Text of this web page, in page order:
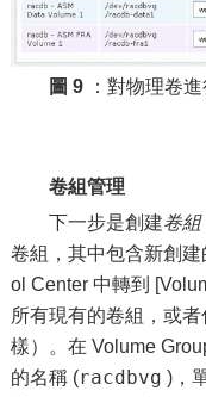
圖 9：對物理卷進
卷組管理
下一步是創建卷組
卷組，其中包含新創
ol Center 中轉到
所有現有的卷組，或
樣）。在 Volume
的名稱 (racdbvg )，